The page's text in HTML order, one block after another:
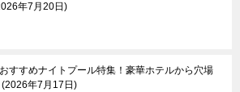
年7月20日
すすめナイトプール特集！豪華ホテルから穴場
2026年7月17日